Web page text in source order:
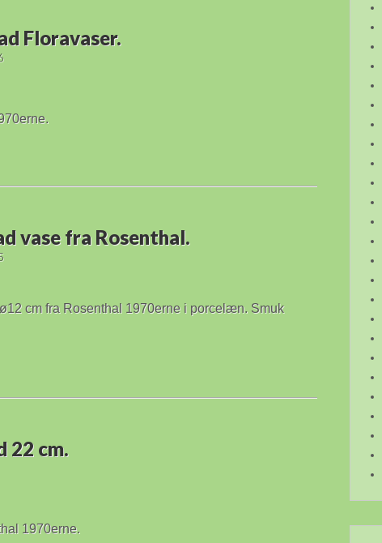
Floravaser.
vase fra Rosenthal.
cm fra Rosenthal 1970erne i porcelæn. Smuk
22 cm.
1970erne.